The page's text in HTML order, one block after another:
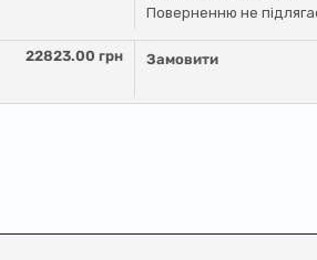
Поверненню не
22823.00 грн Замовити